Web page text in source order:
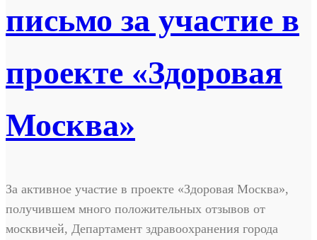
письмо за участие в
проекте «Здоровая
Москва»
За активное участие в проекте «Здоровая Москва»,
получившем много положительных отзывов от
москвичей, Департамент здравоохранения города